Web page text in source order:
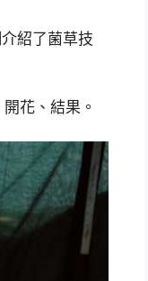
紹了菌草技
花、結果。